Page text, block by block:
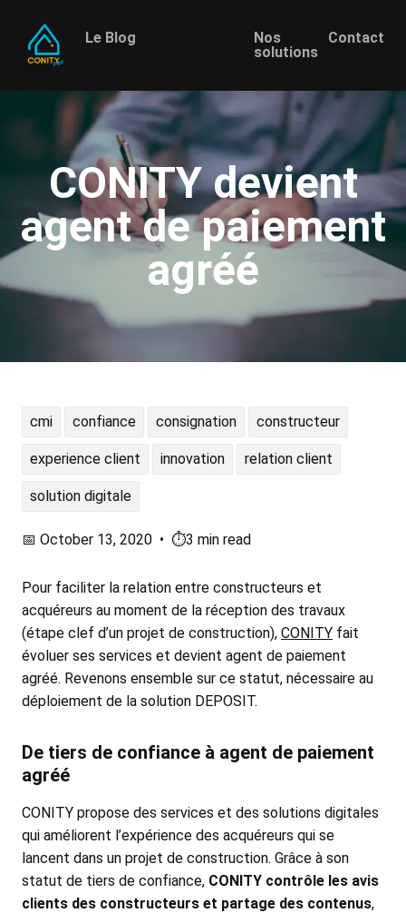
Le Blog
Nos
solutions
Contact
CONITY devient
agent de paiement
agréé
cmi confiance consignation constructeur
experience client innovation relation client
solution digitale
📅 October 13, 2020 • ⏱️3 min read
Pour faciliter la relation entre constructeurs et
acquéreurs au moment de la réception des travaux
(étape clef d’un projet de construction), CONITY fait
évoluer ses services et devient agent de paiement
agréé. Revenons ensemble sur ce statut, nécessaire au
déploiement de la solution DEPOSIT.
De tiers de confiance à agent de paiement
agréé
CONITY propose des services et des solutions digitales
qui améliorent l’expérience des acquéreurs qui se
lancent dans un projet de construction. Grâce à son
statut de tiers de confiance, CONITY contrôle les avis
clients des constructeurs et partage des contenus,